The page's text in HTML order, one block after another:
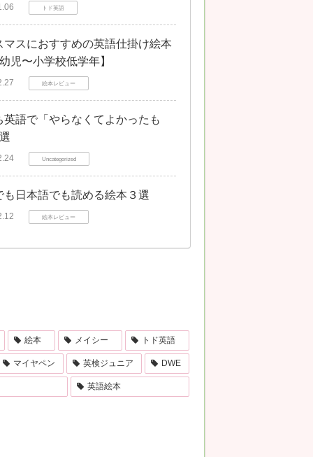
トド英語
マスにおすすめの英語仕掛け絵本
児〜小学校低学年】
絵本レビュー
英語で「やらなくてよかったも
Uncategorized
も日本語でも読める絵本３選
絵本レビュー
絵本 メイシー トド英語
マイヤペン 英検ジュニア DWE
英語絵本